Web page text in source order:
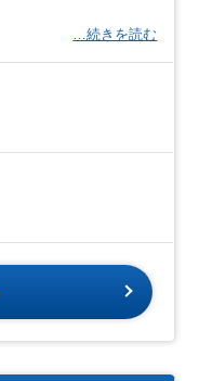
…続きを読む